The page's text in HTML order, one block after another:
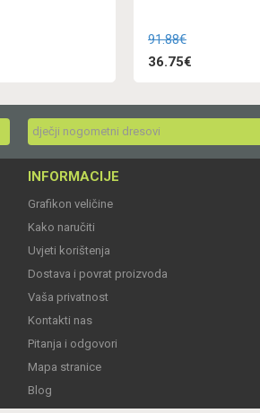
91.88€
36.75€
dječji nogometni dresovi
INFORMACIJE
Grafikon veličine
Kako naručiti
Uvjeti korištenja
Dostava i povrat proizvoda
Vaša privatnost
Kontakti nas
Pitanja i odgovori
Mapa stranice
Blog